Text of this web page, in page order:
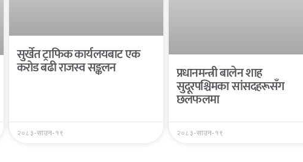
सुर्खेत ट्राफिक कार्यलयबाट एक
करोड बढी राजस्व सङ्कलन
२०८३-साउन-१९
प्रधानमन्त्री बालेन शाह
सुदूरपश्चिमका सांसदहरूसँग
छलफलमा
२०८३-साउन-१९